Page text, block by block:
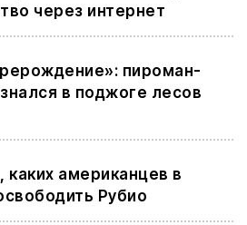
через интернет
пироман-
в поджоге лесов
каких американцев в
Рубио